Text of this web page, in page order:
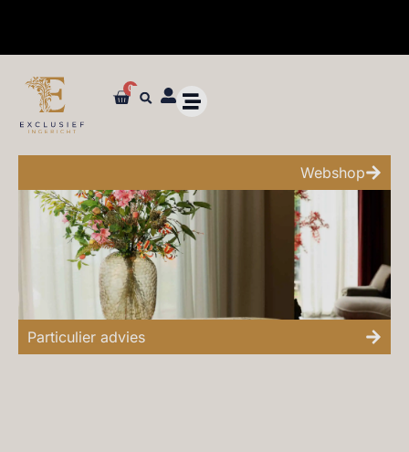
✓ Dé specialist in zijden bloemen en planten van ultieme kwaliteit
0
Webshop
Particulier advies